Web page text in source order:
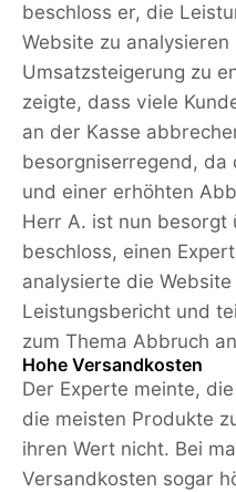
beschloss er, die
Website zu
Umsatzsteigerung zu
zeigte, dass viele
an der Kasse
besorgniserregend, da
und einer erhöhten
Herr A. ist nun besorgt
beschloss, einen
analysierte die
Leistungsbericht und
zum Thema Abbruch
Hohe Versandkosten
Der Experte meinte,
die meisten Produkte
ihren Wert nicht. Bei
Versandkosten sogar